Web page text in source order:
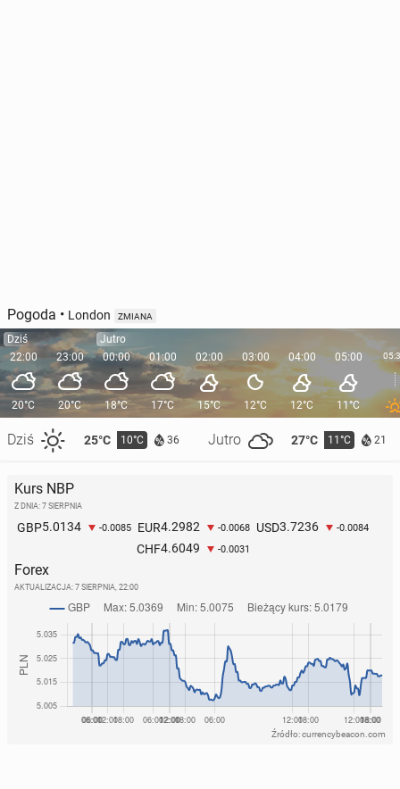
Pogoda • London ZMIANA
Dziś
22:00
20°C
Dziś 25°C 10°C 36 Jutro 27°C 11°C 21
23:00
20°C
Jutro
00:00
18°C
01:00
17°C
02:00
15°C
03:00
12°C
04:00
12°C
05:00
11°C
Kurs NBP
Z DNIA: 7 SIERPNIA
GBP5.0134 -0.0085 EUR4.2982 -0.0068 USD3.7236 -0.0084
CHF4.6049 -0.0031
Forex
AKTUALIZACJA: 7 SIERPNIA, 22:00
Źródło: currencybeacon.com